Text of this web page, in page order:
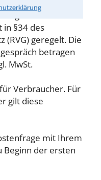
für eine
in §34 des
(RVG) geregelt. Die
betragen
MwSt.
Verbraucher. Für
gilt diese
mit Ihrem
Beginn der ersten